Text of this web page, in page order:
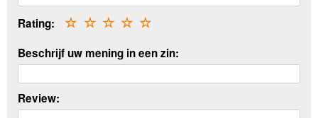
Rating: ☆
☆
☆
☆
☆
Beschrijf uw mening in een zin:
Review: